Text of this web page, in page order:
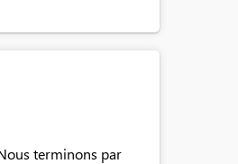
terminons par